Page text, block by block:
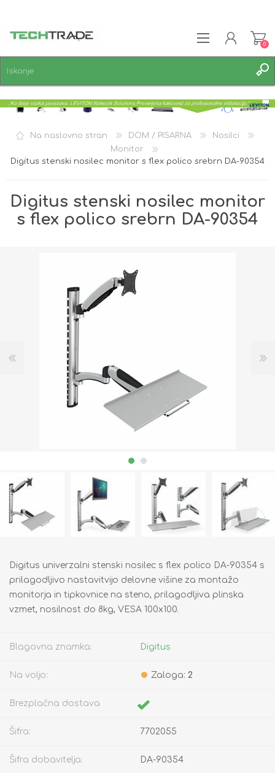
PRIJAVA
0
Na naslovno stran DOM / PISARNA
Nosilci
Monitor
Digitus stenski nosilec monitor s flex polico srebrn DA-90354
Digitus stenski nosilec monitor
s flex polico srebrn DA-90354
Digitus univerzalni stenski nosilec s flex polico DA-90354 s
prilagodljivo nastavitvijo delovne višine za montažo
monitorja in tipkovnice na steno, prilagodljiva plinska
vzmet, nosilnost do 8kg, VESA 100x100.
Blagovna znamka: Digitus
Na voljo: Zaloga: 2
Brezplačna dostava
Šifra: 7702055
Šifra dobavitelja: DA-90354